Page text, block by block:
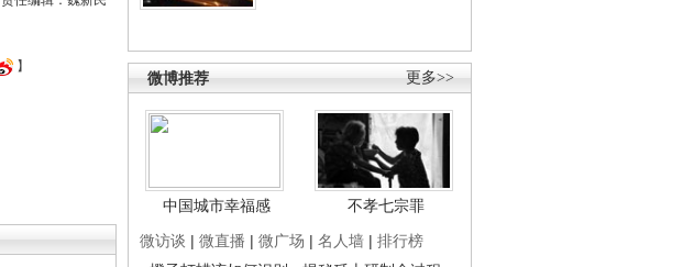
更多>>
微博推荐
中国城市幸福感
不孝七宗罪
微访谈 | 微直播 | 微广场 | 名人墙 | 排行榜
】